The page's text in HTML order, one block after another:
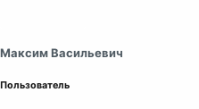
Максим Васильевич
Пользователь